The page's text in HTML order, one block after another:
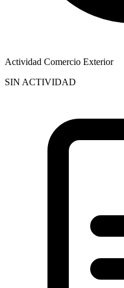
Actividad Comercio Exterior
SIN ACTIVIDAD